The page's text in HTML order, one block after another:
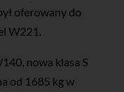
oferowany do
W221.
nowa klasa S
od 1685 kg w